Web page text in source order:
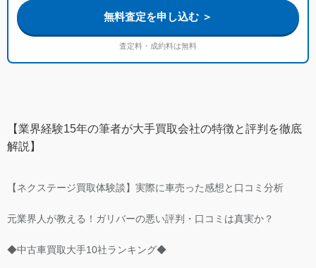
無料査定を申し込む ＞
査定料・成約料は無料
【業界経験15年の筆者が大手買取会社の特徴と評判を徹底
解説】
【ネクステージ買取体験談】実際に車売った感想と口コミ分析
元業界人が教える！ガリバーの悪い評判・口コミは真実か？
◆中古車買取大手10社ランキング◆